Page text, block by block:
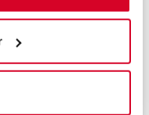
sélectionnée :
et de 14h30 à